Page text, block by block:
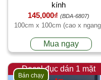
kính
145,000₫ (BDA-6807)
100cm x 100cm (cao x
Mua ngay
Decal đục dán 1 mặt
Bán chạy